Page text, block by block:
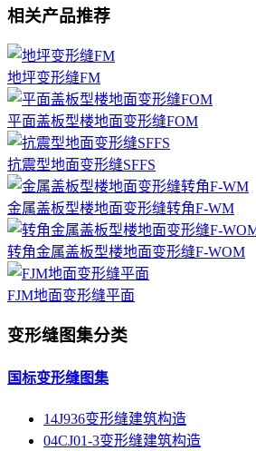
相关产品推荐
地坪变形缝FM
平面盖板型楼地面变形缝FOM
抗震型地面变形缝SFFS
金属盖板型楼地面变形缝转角F-WM
转角金属盖板型楼地面变形缝F-WOM
FJM地面变形缝平面
变形缝图集分类
国标变形缝图集
14J936变形缝建筑构造
04CJ01-3变形缝建筑构造